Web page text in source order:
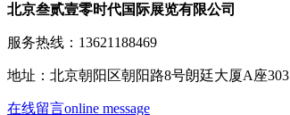
北京叁贰壹零时代国际展览有限公司
服务热线：13621188469
地址：北京朝阳区朝阳路8号朗廷大厦A座303
在线留言online message